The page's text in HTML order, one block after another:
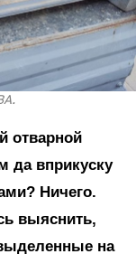
отварной
да вприкуску
Ничего.
выяснить,
на